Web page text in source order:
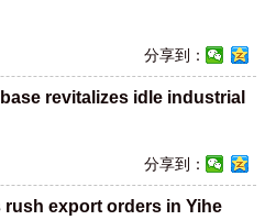
分享到：
revitalizes idle industrial
分享到：
export orders in Yihe